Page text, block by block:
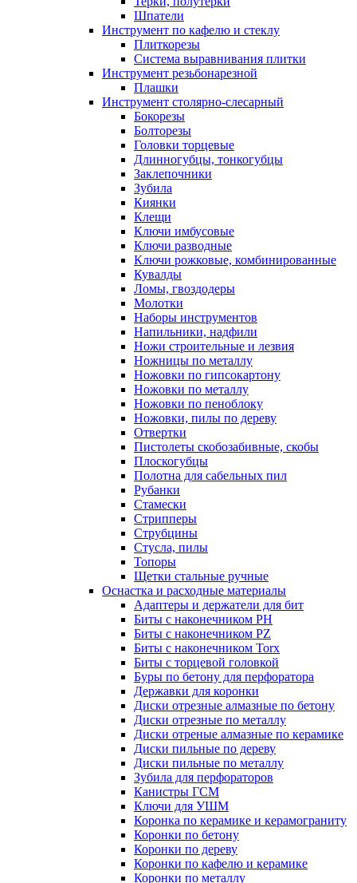
Шпатели
Инструмент по кафелю и стеклу
Плиткорезы
Система выравнивания плитки
Инструмент резьбонарезной
Плашки
Инструмент столярно-слесарный
Бокорезы
Болторезы
Головки торцевые
Длинногубцы, тонкогубцы
Заклепочники
Зубила
Киянки
Клещи
Ключи имбусовые
Ключи разводные
Ключи рожковые, комбинированные
Кувалды
Ломы, гвоздодеры
Молотки
Наборы инструментов
Напильники, надфили
Ножи строительные и лезвия
Ножницы по металлу
Ножовки по гипсокартону
Ножовки по металлу
Ножовки по пеноблоку
Ножовки, пилы по дереву
Отвертки
Пистолеты скобозабивные, скобы
Плоскогубцы
Полотна для сабельных пил
Рубанки
Стамески
Стрипперы
Струбцины
Стусла, пилы
Топоры
Щетки стальные ручные
Оснастка и расходные материалы
Адаптеры и держатели для бит
Биты с наконечником PH
Биты с наконечником PZ
Биты с наконечником Torx
Биты с торцевой головкой
Буры по бетону для перфоратора
Державки для коронки
Диски отрезные алмазные по бетону
Диски отрезные по металлу
Диски отреные алмазные по керамике
Диски пильные по дереву
Диски пильные по металлу
Зубила для перфораторов
Канистры ГСМ
Ключи для УШМ
Коронка по керамике и керамограниту
Коронки по бетону
Коронки по дереву
Коронки по кафелю и керамике
Коронки по металлу